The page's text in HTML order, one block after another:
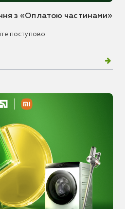
з «Оплатою частинами»
поступово